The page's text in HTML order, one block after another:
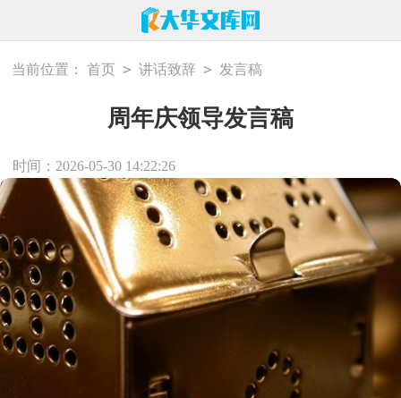
当前位置： 首页 > 讲话致辞 > 发言稿
周年庆领导发言稿
时间：2026-05-30 14:22:26